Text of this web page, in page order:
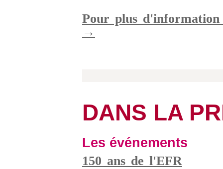
Pour plus
→
DANS LA
Les événements
150 ans de l'EFR